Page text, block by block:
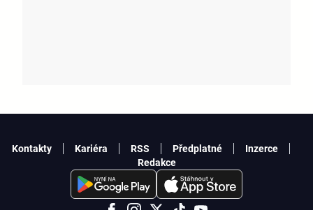
Kontakty Kariéra RSS Předplatné
Inzerce
Redakce